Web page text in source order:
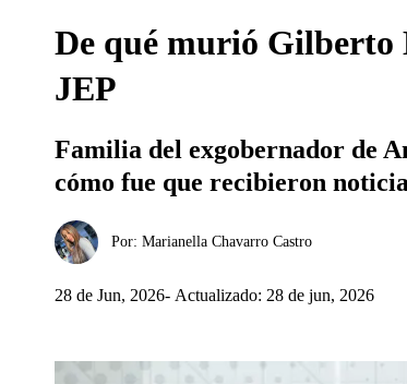
De qué murió Gilberto
JEP
Familia del exgobernador de
cómo fue que recibieron
Por: Marianella Chavarro Castro
28 de Jun, 2026 Actualizado: 28 de jun, 2026